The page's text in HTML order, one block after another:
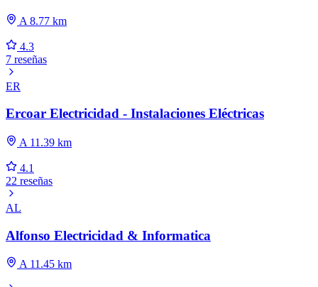
A 8.77 km
4.3
7 reseñas
ER
Ercoar Electricidad - Instalaciones Eléctricas
A 11.39 km
4.1
22 reseñas
AL
Alfonso Electricidad & Informatica
A 11.45 km